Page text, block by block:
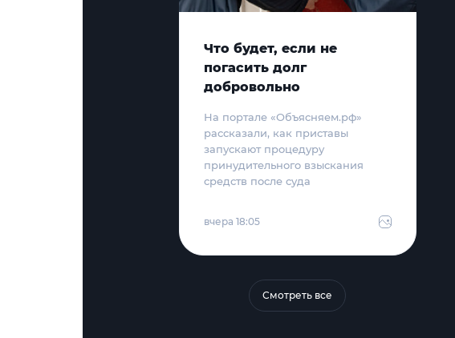
Что будет, если не
погасить долг
добровольно
На портале «Объясняем.рф»
рассказали, как приставы
запускают процедуру
принудительного взыскания
средств после суда
вчера 18:05
Смотреть все